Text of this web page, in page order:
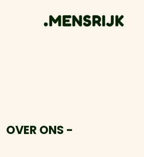
OVER ONS -